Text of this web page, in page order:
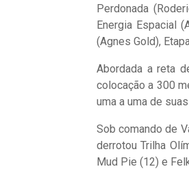
Perdonada
Energia Espacial
(Agnes Gold),
Abordada a reta
colocação a 300
uma a uma de
Sob comando de
derrotou Trilha
Mud Pie (12) e